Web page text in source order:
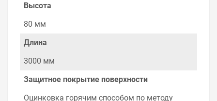
нагрузкой более 600 кг/м.
помощью металлических лестничных лотков
электрическую и слаботочную систему и развивать ее.
осуществлять монтаж кабельной трассы как
сбоку за счет новой симметричной конструкции.
прочностные характеристики лотков IEK.Технические
Высота
80 мм
Длина
3000 мм
Защитное покрытие поверхности
Оцинковка горячим способом по методу